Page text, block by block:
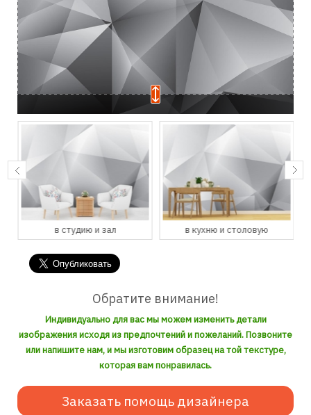
в студию и зал в кухню и столовую
Обратите внимание!
Индивидуально для вас мы можем изменить детали
изображения исходя из предпочтений и пожеланий. Позвоните
или напишите нам, и мы изготовим образец на той текстуре,
которая вам понравилась.
Заказать помощь дизайнера